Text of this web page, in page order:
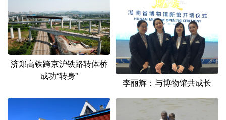
山东 河南 湖北 湖南
广东 广西 海南 重庆
四川 贵州 云南 西藏
青海 宁夏
内蒙古
济郑高铁跨京沪铁路转体桥
成功“转身”
李丽辉：与博物馆共成长